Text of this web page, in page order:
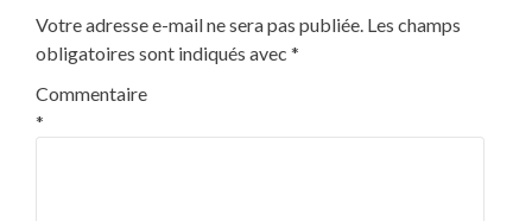
Votre adresse e-mail ne sera pas publiée. Les champs
obligatoires sont indiqués avec *
Commentaire
*